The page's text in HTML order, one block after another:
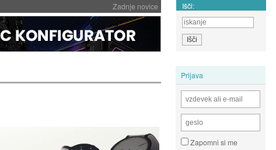
Zadnje novice Išči:
Prijava
Zapomni si me